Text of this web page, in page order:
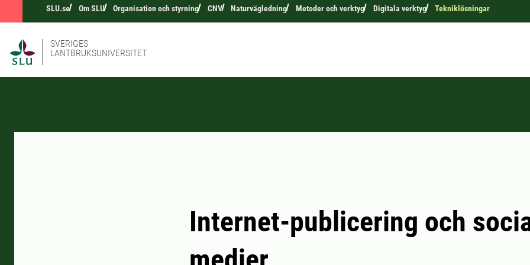
SLU.se Om SLU Organisation och styrning CNV Naturvägledning Metoder och verktyg Digitala verktyg Tekniklösningar
SVERIGES
LANTBRUKSUNIVERSITET
Internet-publicering och